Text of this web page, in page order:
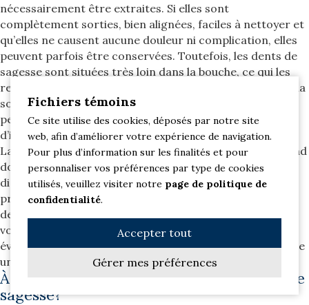
nécessairement être extraites. Si elles sont
complètement sorties, bien alignées, faciles à nettoyer et
qu’elles ne causent aucune douleur ni complication, elles
peuvent parfois être conservées. Toutefois, les dents de
sagesse sont situées très loin dans la bouche, ce qui les
rend souvent plus difficiles à brosser et à nettoyer avec la
soie dentaire. Même lorsqu’elles ne font pas mal, elles
peuvent présenter un risque accru de carie ou
d’inflammation si l’hygiène est compliquée.
La décision d’extraire ou non une dent de sagesse dépend
donc de plusieurs facteurs : sa position, l’espace
disponible, son niveau d’éruption, l’état de la gencive, la
présence de symptômes et le risque qu’elle affecte les
dents voisines. Une radiographie permet au dentiste de
voir ce qui n’est pas visible à l’œil nu. C’est pourquoi une
évaluation personnalisée est essentielle avant de prendre
une décision.
À quel âge faut-il faire vérifier ses dents de
sagesse?
Fichiers témoins
Ce site utilise des cookies, déposés par notre site
web, afin d’améliorer votre expérience de navigation.
Pour plus d’information sur les finalités et pour
personnaliser vos préférences par type de cookies
utilisés, veuillez visiter notre page de politique de
confidentialité.
Accepter tout
Gérer mes préférences